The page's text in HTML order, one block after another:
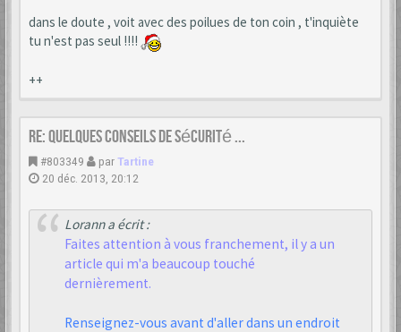
dans le doute , voit avec des poilues de ton coin , t'inquiète
tu n'est pas seul !!!!
++
Re: Quelques conseils de sécurité ...
#803349 parTartine
20 déc. 2013, 20:12
Lorann a écrit :
Faites attention à vous franchement, il y a un
article qui m'a beaucoup touché
dernièrement.
Renseignez-vous avant d'aller dans un endroit